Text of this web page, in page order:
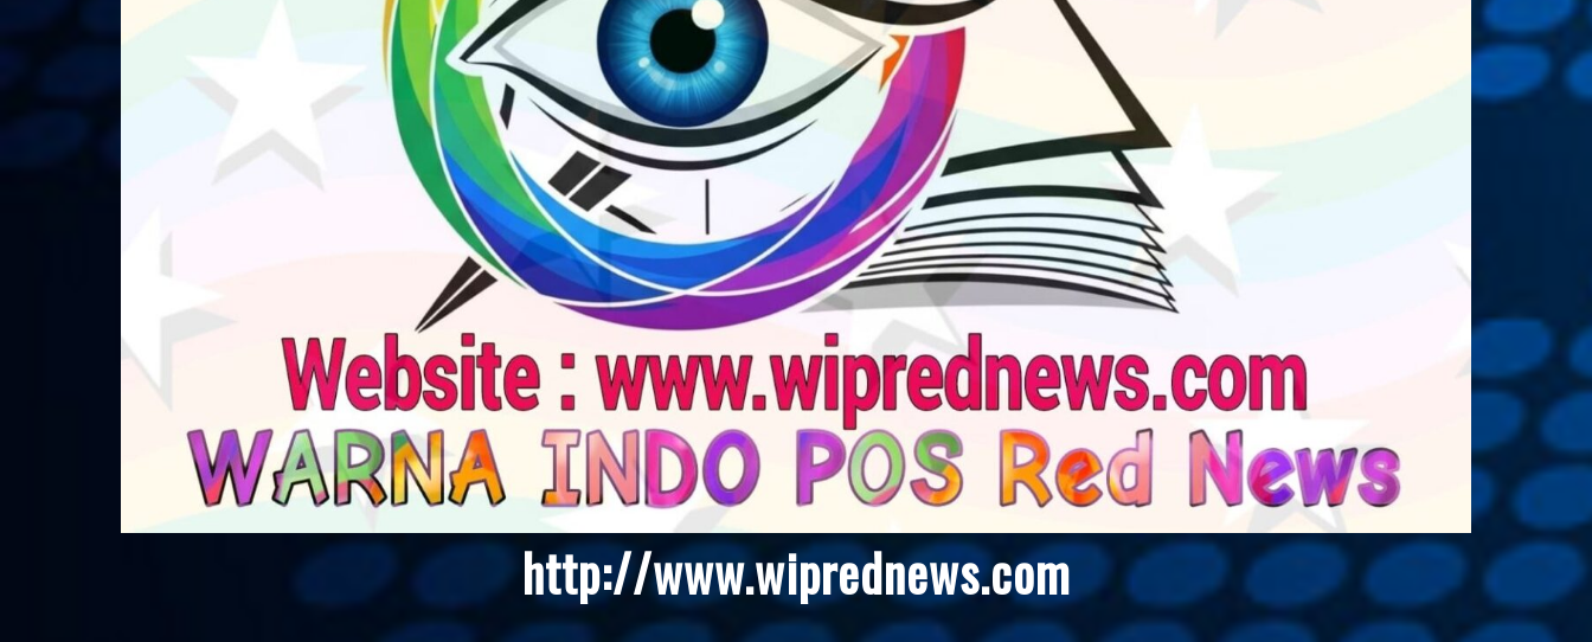
http://www.wiprednews.com